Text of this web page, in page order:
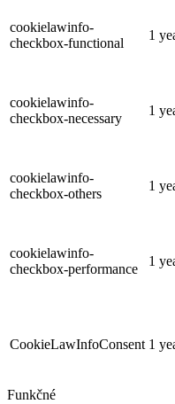
cookielawinfo-
checkbox-functional
1
cookielawinfo-
checkbox-necessary
1
cookielawinfo-
checkbox-others
1
cookielawinfo-
checkbox-performance
1
CookieLawInfoConsent 1
Funkčné